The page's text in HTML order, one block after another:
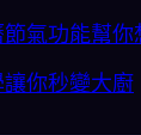
氣功能幫你
你秒變大廚